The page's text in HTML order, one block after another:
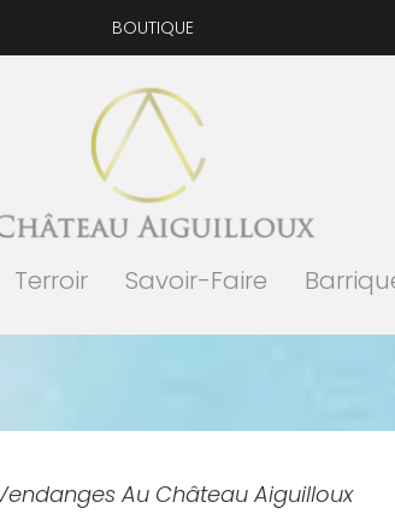
BOUTIQUE
Terroir Savoir-Faire
Au Château Aiguilloux